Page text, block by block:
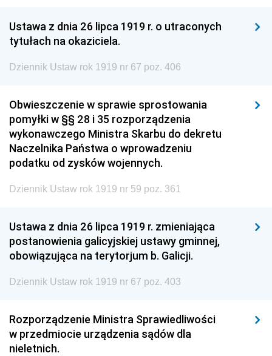
Ustawa z dnia 26 lipca 1919 r. o utraconych
tytułach na okaziciela.
Dziennik Ustaw rok 1919 nr 67 poz. 406
Obwieszczenie w sprawie sprostowania
pomyłki w §§ 28 i 35 rozporządzenia
wykonawczego Ministra Skarbu do dekretu
Naczelnika Państwa o wprowadzeniu
podatku od zysków wojennych.
Dziennik Ustaw rok 1919 nr 59 poz. 361
Ustawa z dnia 26 lipca 1919 r. zmieniająca
postanowienia galicyjskiej ustawy gminnej,
obowiązująca na terytorjum b. Galicji.
Dziennik Ustaw rok 1919 nr 67 poz. 403
Rozporządzenie Ministra Sprawiedliwości
w przedmiocie urządzenia sądów dla
nieletnich.